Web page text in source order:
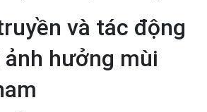
và tác động
ảnh hưởng mùi